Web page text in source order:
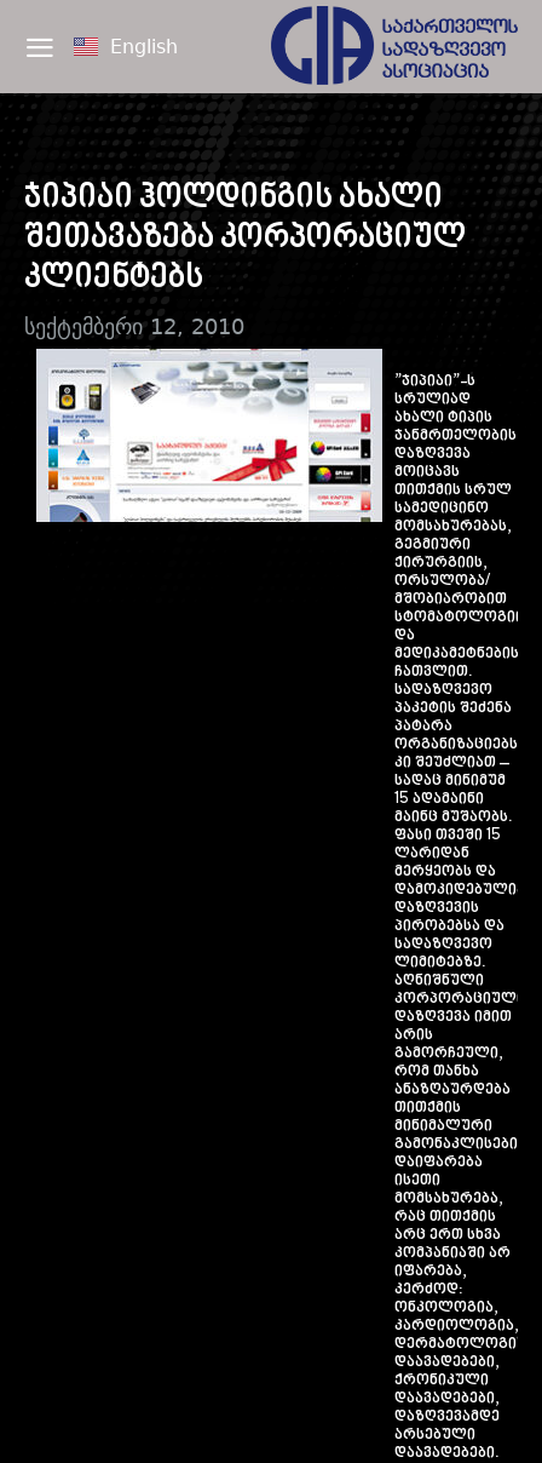
English
ჯიპიაი ჰოლდინგის ახალი
შეთავაზება კორპორაციულ
კლიენტებს
სექტემბერი 12, 2010
”ჯიპიაი”-ს
სრულიად
ახალი ტიპის
ჯანმრთელობის
დაზღვევა
მოიცავს
თითქმის სრულ
სამედიცინო
მომსახურებას,
გეგმიური
ქირურგიის,
ორსულობა/
მშობიარობით
სტომატოლოგიისა
და
მედიკამეტნების
ჩათვლით.
სადაზღვევო
პაკეტის შეძენა
პატარა
ორგანიზაციებსაც
კი შეუძლიათ –
სადაც მინიმუმ
15 ადამაინი
მაინც მუშაობს.
ფასი თვეში 15
ლარიდან
მერყეობს და
დამოკიდებულია
დაზღვევის
პირობებსა და
სადაზღვევო
ლიმიტებზე.
აღნიშნული
კორპორაციული
დაზღვევა იმით
არის
გამორჩეული,
რომ თანხა
ანაზღაურდება
თითქმის
მინიმალური
გამონაკლისებით,
დაიფარება
ისეთი
მომსახურება,
რაც თითქმის
არც ერთ სხვა
კომპანიაში არ
იფარება,
კერძოდ:
ონკოლოგია,
კარდიოლოგია,
დაავადებები,
ქრონიკული
დაავადებები,
დაზღვევამდე
არსებული
დაავადებები.